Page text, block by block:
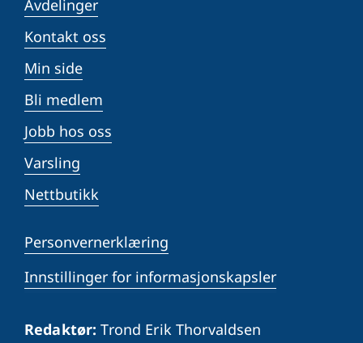
Avdelinger
Kontakt oss
Min side
Bli medlem
Jobb hos oss
Varsling
Nettbutikk
Personvernerklæring
Innstillinger for informasjonskapsler
Redaktør: Trond Erik Thorvaldsen